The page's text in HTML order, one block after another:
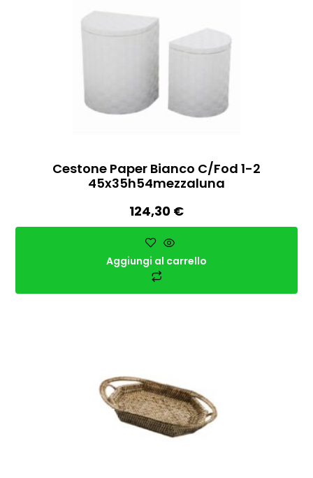
Cestone Paper Bianco C/fod 1-2
45x35h54mezzaluna
124,30 €
Aggiungi al carrello